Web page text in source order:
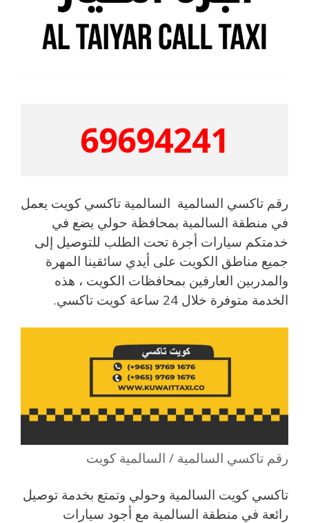
69694241
رقم تاكسي السالمية السالمية تاكسي كويت يعمل
في منطقة السالمية بمحافظة حولي يضع في
خدمتكم سيارات أجرة تحت الطلب للتوصيل إلى
جميع مناطق الكويت على أيدي سائقينا المهرة
والمدربين العارفين بمحافظات الكويت ، هذه
الخدمة متوفرة خلال 24 ساعة كويت تاكسي.
رقم تاكسي السالمية / السالمية كويت
تاكسي كويت السالمية وحولي وتمتع بخدمة توصيل
رائعة في منطقة السالمية مع أجود سيارات